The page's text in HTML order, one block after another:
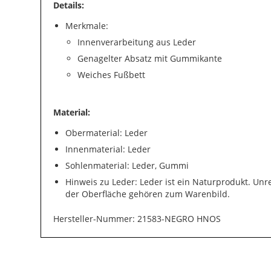
Details:
Merkmale:
Innenverarbeitung aus Leder
Genagelter Absatz mit Gummikante
Weiches Fußbett
Material:
Obermaterial: Leder
Innenmaterial: Leder
Sohlenmaterial: Leder, Gummi
Hinweis zu Leder: Leder ist ein Naturprodukt.
der Oberfläche gehören zum Warenbild.
Hersteller-Nummer: 21583-NEGRO HNOS